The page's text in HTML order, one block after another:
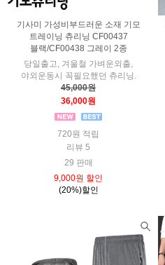
기사미 가성비부드러운 소재 기모
트레이닝 츄리닝 CF00437
블랙/CF00438 그레이 2종
당일출고, 겨울철 가벼운외출,
야외운동시 꼭필요했던 츄리닝.
45,000원
36,000원
720원 적립
리뷰 5
29 판매
9,000원 할인
(20%)할인